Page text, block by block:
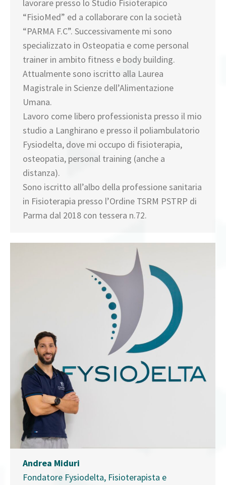
lavorare presso lo Studio Fisioterapico
“FisioMed” ed a collaborare con la società
“PARMA F.C”. Successivamente mi sono
specializzato in Osteopatia e come personal
trainer in ambito fitness e body building.
Attualmente sono iscritto alla Laurea
Magistrale in Scienze dell’Alimentazione
Umana.
Lavoro come libero professionista presso il mio
studio a Langhirano e presso il poliambulatorio
Fysiodelta, dove mi occupo di fisioterapia,
osteopatia, personal training (anche a
distanza).
Sono iscritto all’albo della professione sanitaria
in Fisioterapia presso l’Ordine TSRM PSTRP di
Parma dal 2018 con tessera n.72.
Andrea Miduri
Fondatore Fysiodelta, Fisioterapista e